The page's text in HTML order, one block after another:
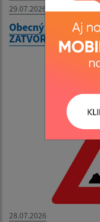
29.07.2026
Obecný úrad bude
ZATVORENÝ
28.07.2026